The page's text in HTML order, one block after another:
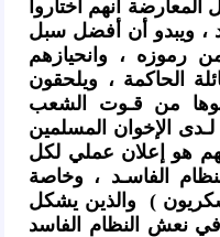
أنهم اختاروا
، ويبدو أن أفضل سبل
رموزه ، وانحيازهم
الحاكمة ، ويلحقون
من قـوت الشعب
الإخوان المسلمين
هو إعلان عملي لكل
الفاسـد ، وخاصة
)
والذين يشكل
في نعش النظام الفاسد